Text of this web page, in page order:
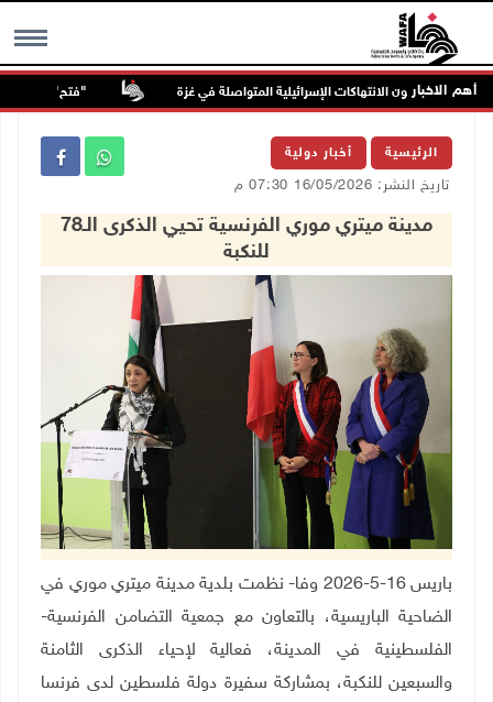
MENU أهم الاخبار "فتح": عدوان
الرئيسية أخبار دولية
تاريخ النشر: 16/05/2026 07:30 م
مدينة ميتري موري الفرنسية تحيي الذكرى الـ78
للنكبة
باريس 16-5-2026 وفا- نظمت بلدية مدينة ميتري موري في
الضاحية الباريسية، بالتعاون مع جمعية التضامن الفرنسية-
الفلسطينية في المدينة، فعالية لإحياء الذكرى الثامنة
والسبعين للنكبة، بمشاركة سفيرة دولة فلسطين لدى فرنسا